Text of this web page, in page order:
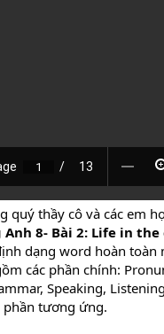
quý thầy cô và các em
Anh 8- Bài 2: Life in
dạng word hoàn toàn
các phần chính:
Speaking,
tương ứng.